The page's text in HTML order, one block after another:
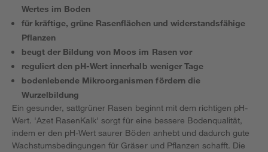
Wertes im Boden
für kräftige, grüne Rasenflächen und widerstandsfähige
Pflanzen
beugt der Bildung von Moos im Rasen vor
reguliert den pH-Wert innerhalb weniger Tage
bodenlebende Mikroorganismen fördern die
Wurzelbildung
Ein gesunder, sattgrüner Rasen beginnt mit dem richtigen pH-
Wert. 'Azet RasenKalk' sorgt für eine bessere Bodenqualität,
indem er den pH-Wert saurer Böden anhebt und dadurch gute
Wachstumsbedingungen für Gräser und Pflanzen schafft. Die